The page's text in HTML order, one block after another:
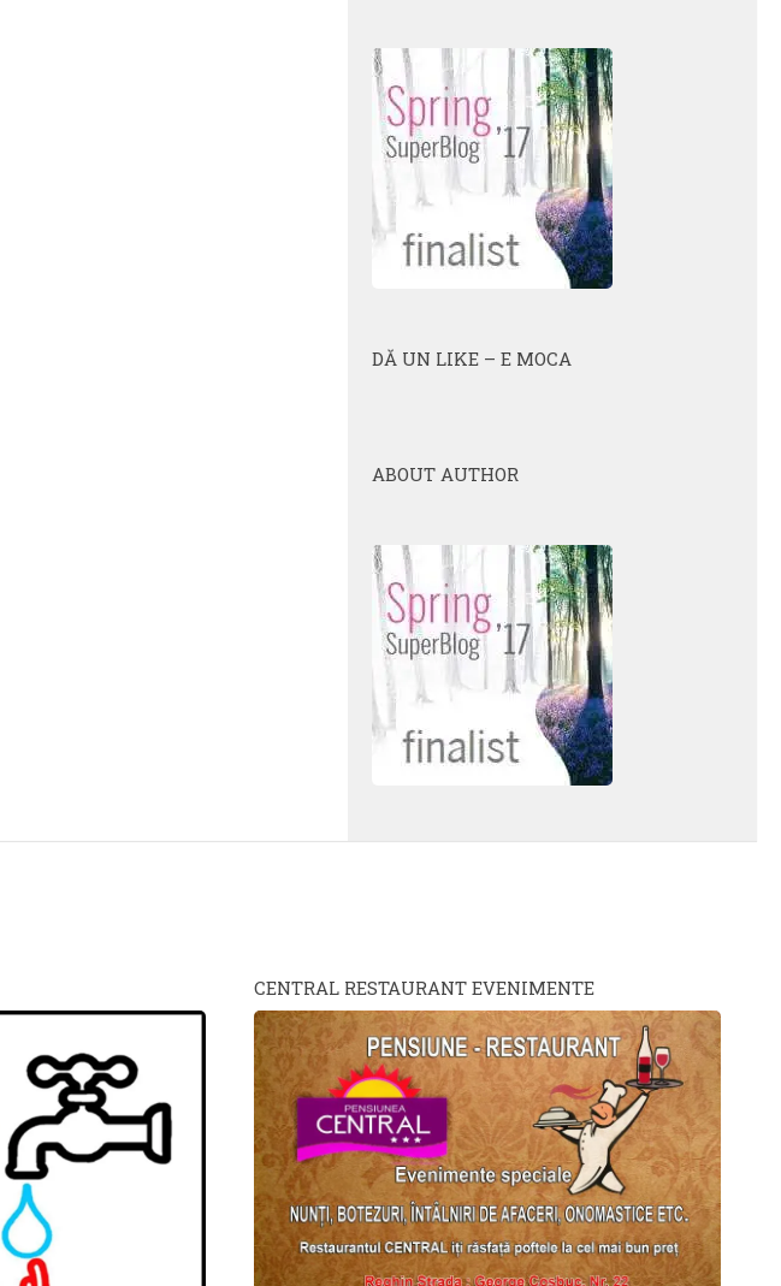
DĂ UN LIKE – E MOCA
ABOUT AUTHOR
CENTRAL RESTAURANT EVENIMENTE